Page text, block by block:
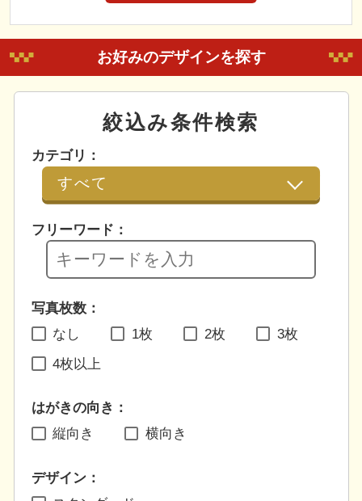
お好みのデザインを探す
絞込み条件検索
カテゴリ：
フリーワード：
写真枚数：
なし
1枚 2枚 3枚
4枚以上
はがきの向き：
縦向き
横向き
デザイン：